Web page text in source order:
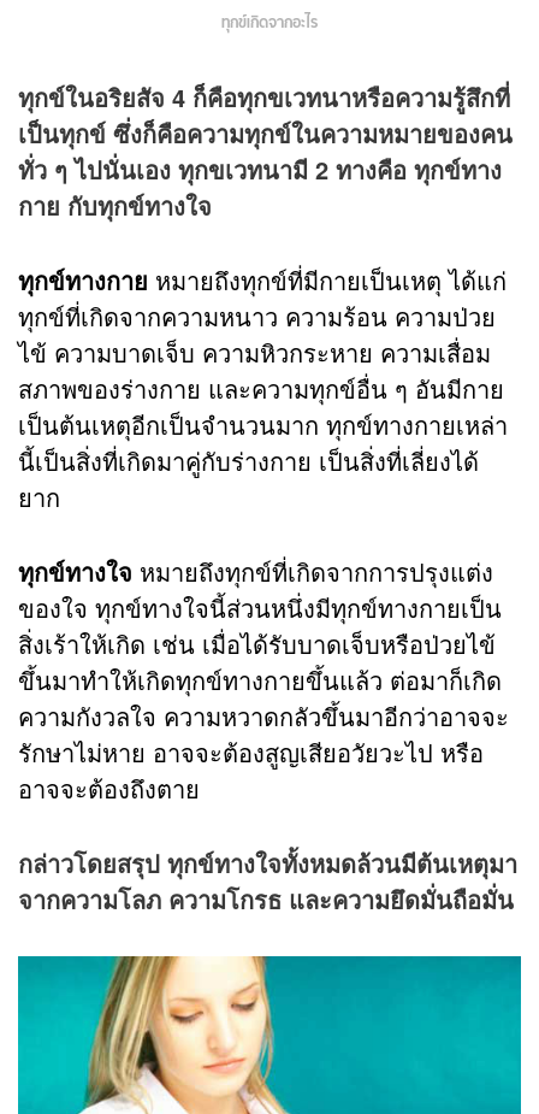
ทุกข์เกิดจากอะไร
ทุกข์ในอริยสัจ 4 ก็คือทุกขเวทนาหรือความรู้สึกที่
เป็นทุกข์ ซึ่งก็คือความทุกข์ในความหมายของคน
ทั่ว ๆ ไปนั่นเอง ทุกขเวทนามี 2 ทางคือ ทุกข์ทาง
กาย กับทุกข์ทางใจ
ทุกข์ทางกาย หมายถึงทุกข์ที่มีกายเป็นเหตุ ได้แก่
ทุกข์ที่เกิดจากความหนาว ความร้อน ความป่วย
ไข้ ความบาดเจ็บ ความหิวกระหาย ความเสื่อม
สภาพของร่างกาย และความทุกข์อื่น ๆ อันมีกาย
เป็นต้นเหตุอีกเป็นจำนวนมาก ทุกข์ทางกายเหล่า
นี้เป็นสิ่งที่เกิดมาคู่กับร่างกาย เป็นสิ่งที่เลี่ยงได้
ยาก
ทุกข์ทางใจ หมายถึงทุกข์ที่เกิดจากการปรุงแต่ง
ของใจ ทุกข์ทางใจนี้ส่วนหนึ่งมีทุกข์ทางกายเป็น
สิ่งเร้าให้เกิด เช่น เมื่อได้รับบาดเจ็บหรือป่วยไข้
ขึ้นมาทำให้เกิดทุกข์ทางกายขึ้นแล้ว ต่อมาก็เกิด
ความกังวลใจ ความหวาดกลัวขึ้นมาอีกว่าอาจจะ
รักษาไม่หาย อาจจะต้องสูญเสียอวัยวะไป หรือ
อาจจะต้องถึงตาย
กล่าวโดยสรุป ทุกข์ทางใจทั้งหมดล้วนมีต้นเหตุมา
จากความโลภ ความโกรธ และความยึดมั่นถือมั่น